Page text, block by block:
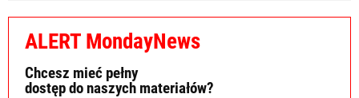
ALERT MondayNews
Chcesz mieć pełny
dostęp do naszych materiałów?